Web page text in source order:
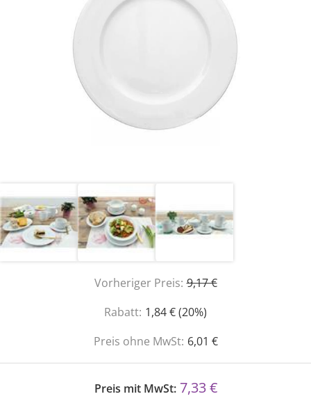
Vorheriger Preis: 9,17 €
Rabatt: 1,84 € (20%)
Preis ohne MwSt: 6,01 €
Preis mit MwSt: 7,33 €